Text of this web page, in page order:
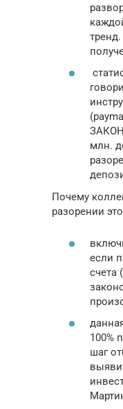
млн.
Почему
разорении
если
счета
100%
шаг